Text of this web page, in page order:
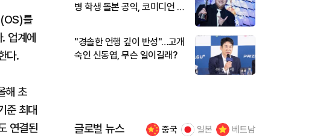
(OS)를
업계에
다.
해 초
준 최대
연결된
병 학생 돌본 공익, 코미디언 김
"경솔한 언행 깊이 반성"…고개
숙인 신동엽, 무슨 일이길래?
글로벌 뉴스 중국 일본 베트남